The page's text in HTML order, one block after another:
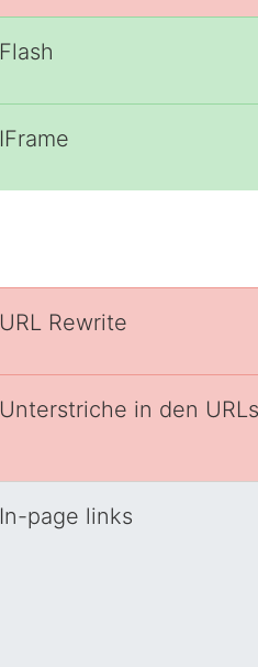
Flash
IFrame
URL Rewrite
Unterstriche in den URLs
In-page links